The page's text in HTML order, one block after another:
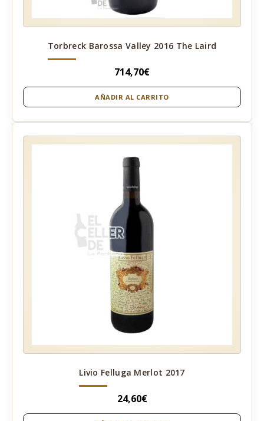
Torbreck Barossa Valley 2016 The Laird
714,70€
AÑADIR AL CARRITO
Livio Felluga Merlot 2017
24,60€